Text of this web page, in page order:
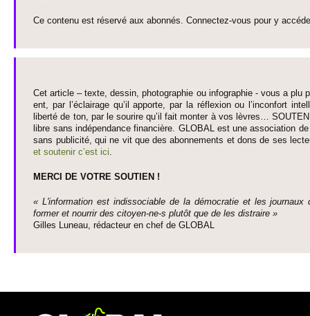
Ce contenu est réservé aux abonnés. Connectez-vous pour y
Cet article – texte, dessin, photographie ou infographie - vous a plu
ent, par l’éclairage qu’il appo­rte, par la réflexion ou l’inconfort
liberté de ton, par le so­urire qu’il fait monter à vos lèvres…
libre sans indépendance financière. GLOBAL est une asso­ci­ation
sans publi­cité, qui ne vit que des abonne­ments et dons de ses
et so­utenir c’est ici.
MERCI DE VOTRE SO­UTIEN !
« L'information est indisso­ci­able de la démo­cratie et les journaux
former et nourrir des ci­to­yen-ne-s plutôt que de les dis­traire »
Gi­lles Luneau, rédacteur en chef de GLOBAL